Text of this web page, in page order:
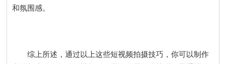
和氛围感。
综上所述，通过以上这些短视频拍摄技巧，你可以制作